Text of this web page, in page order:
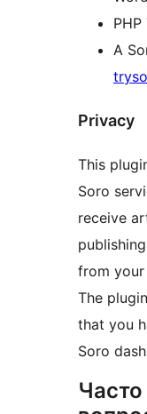
A
Privacy
This
Soro
receive
from your
The
that you
Soro